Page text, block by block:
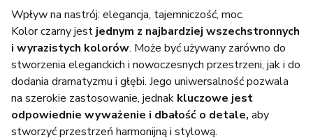
Wpływ na nastrój: elegancja, tajemniczość, moc.
Kolor czarny jest jednym z najbardziej wszechstronnych
i wyrazistych kolorów. Może być używany zarówno do
stworzenia eleganckich i nowoczesnych przestrzeni, jak i do
dodania dramatyzmu i głębi. Jego uniwersalność pozwala
na szerokie zastosowanie, jednak kluczowe jest
odpowiednie wyważenie i dbałość o detale, aby
stworzyć przestrzeń harmonijną i stylową.